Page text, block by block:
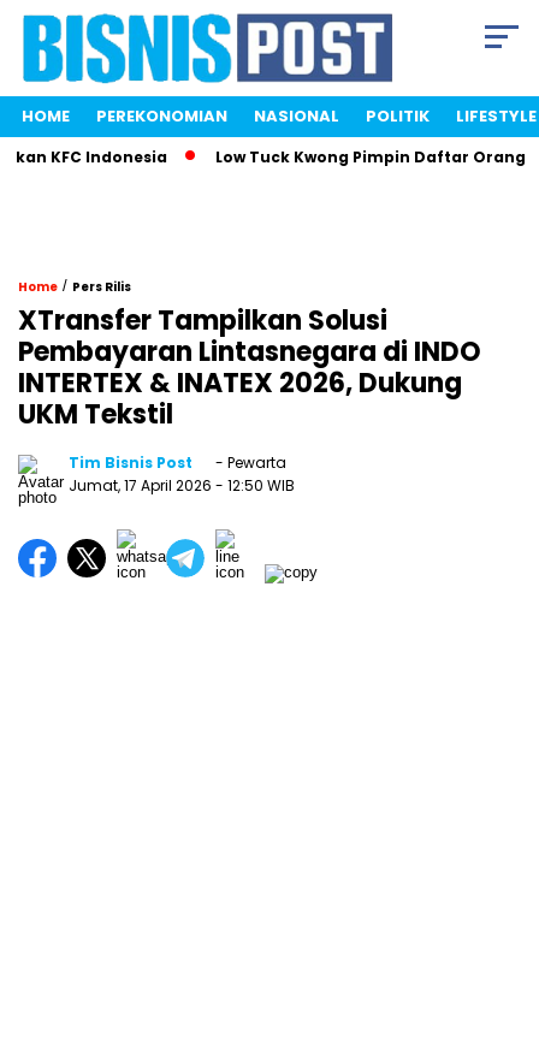
HOME PEREKONOMIAN NASIONAL POLITIK LIFESTYLE
KFC Indonesia Low Tuck Kwong Pimpin Daftar Orang
Home / Pers Rilis
XTransfer Tampilkan Solusi
Pembayaran Lintasnegara di INDO
INTERTEX & INATEX 2026, Dukung
UKM Tekstil
Tim Bisnis Post
- Pewarta
Jumat, 17 April 2026 - 12:50 WIB